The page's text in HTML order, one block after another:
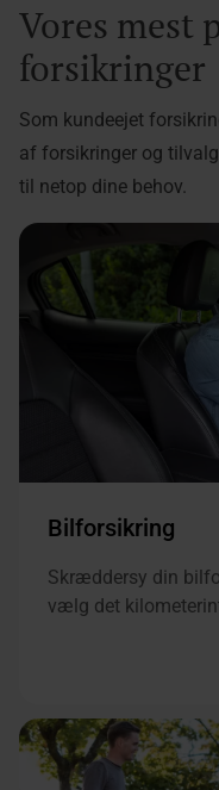
Vores mest
forsikringer
Som kundeejet
af forsikringer og
til netop dine behov.
Bilforsikring
Skræddersy din
vælg det